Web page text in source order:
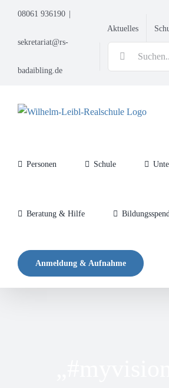
springen
08061 936190
sekretariat@rs-
badaibling.de
Aktuelles
Personen Schule
Beratung & Hilfe
Anmeldung & Aufnahme